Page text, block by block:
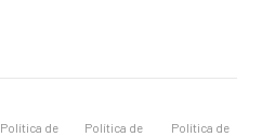
Política de Política de Política de